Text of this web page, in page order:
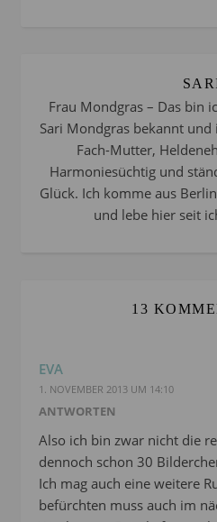
Frau Mondgras – Das bin
Sari Mondgras bekannt
Fach-Mutter,
Harmoniesüchtig und
Glück. Ich komme aus
und lebe hier seit
13
EVA
1. NOVEMBER 2013 UM 14:10
ANTWORTEN
Also ich bin zwar nicht die
dennoch schon 30
Ich mag auch eine weitere
befürchten muss auch im